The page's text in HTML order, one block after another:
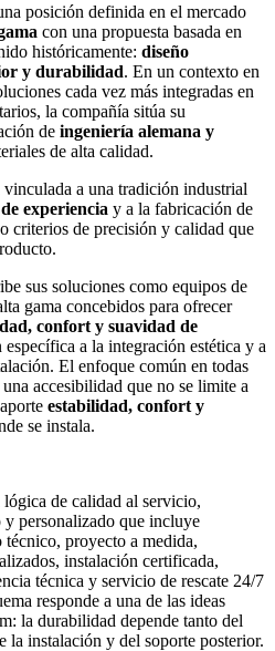
posición definida en el mercado
con una propuesta basada en
históricamente: diseño
y durabilidad. En un contexto en
cada vez más integradas en
la compañía sitúa su
de ingeniería alemana y
de alta calidad.
vinculada a una tradición industrial
experiencia y a la fabricación de
criterios de precisión y calidad que
sus soluciones como equipos de
gama concebidos para ofrecer
confort y suavidad de
específica a la integración estética y a
El enfoque común en todas
accesibilidad que no se limite a
estabilidad, confort y
se instala.
de calidad al servicio,
personalizado que incluye
técnico, proyecto a medida,
instalación certificada,
técnica y servicio de rescate 24/7
responde a una de las ideas
la durabilidad depende tanto del
la instalación y del soporte posterior.